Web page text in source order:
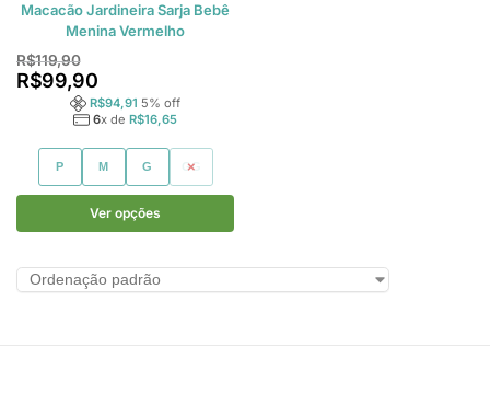
Macacão Jardineira Sarja Bebê
Menina Vermelho
R$119,90
R$99,90
R$94,91 5% off
6x de R$16,65
P M G GG
Ver opções